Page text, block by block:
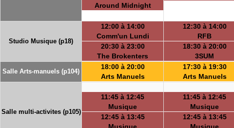
Around Midnight
Studio Musique (p18)
12:00 à 14:00
Comm'un Lundi
20:30 à 23:00
The Brokenters
12:30 à 14:00
RFB
18:30 à 20:00
3SUM
Salle Arts-manuels (p104)
18:00 à 20:00
Arts Manuels
17:30 à 19:30
Arts Manuels
Salle multi-activites (p105)
11:45 à 12:45
Musique
12:45 à 13:45
11:45 à 12:45
Musique
12:45 à 13:45